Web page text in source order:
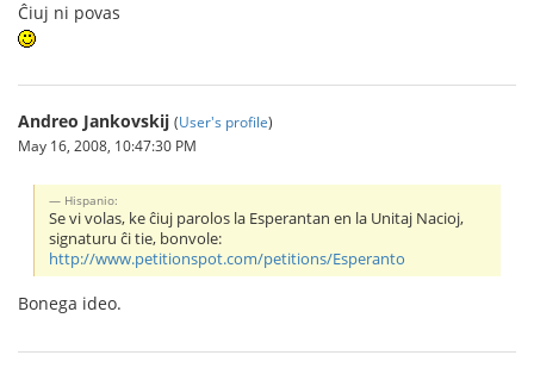
Ĉiuj ni povas
Andreo Jankovskij (User's profile)
May 16, 2008, 10:47:30 PM
Hispanio:
Se vi volas, ke ĉiuj parolos la Esperantan en la Unitaj Nacioj,
signaturu ĉi tie, bonvole:
http://www.petitionspot.com/petitions/Esperanto
Bonega ideo.